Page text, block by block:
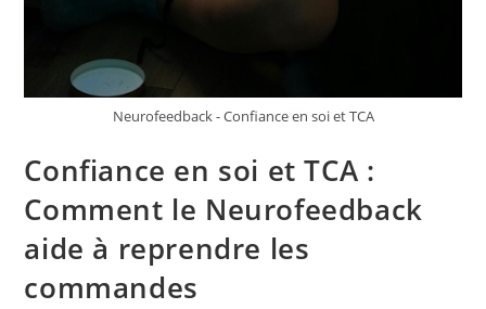
Neurofeedback - Confiance en soi et TCA
Confiance en soi et TCA :
Comment le Neurofeedback
aide à reprendre les
commandes